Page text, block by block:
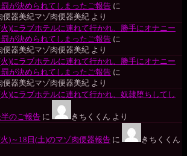
罰が決められてしまったご報告 に
マゾ肉便器美紀 より
)にラブホテルに連れて行かれ、勝手にオナニー
罰が決められてしまったご報告 に
マゾ肉便器美紀 より
)にラブホテルに連れて行かれ、勝手にオナニー
罰が決められてしまったご報告 に
マゾ肉便器美紀 より
)にラブホテルに連れて行かれ、奴隷堕ちしてし
半のご報告 に きちくくん より
)～18日(土)のマゾ肉便器報告 に
きちくくん